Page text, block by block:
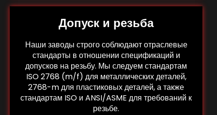
Допуск и резьба
Наши заводы строго соблюдают отраслевые
стандарты в отношении спецификаций и
допусков на резьбу. Мы следуем стандартам
ISO 2768 (m/f) для металлических деталей,
2768-m для пластиковых деталей, а также
стандартам ISO и ANSI/ASME для требований к
резьбе.